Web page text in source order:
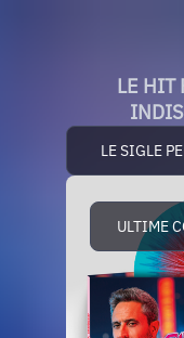
LE HIT
LE SIGLE
ULTIME